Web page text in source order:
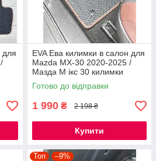
для
EVA Ева килимки в салон для
Mazda MX-30 2020-2025 /
Мазда М ікс 30 килимки
Готово до відправки
1 990 ₴ 2 198 ₴
Купити
Топ –9%